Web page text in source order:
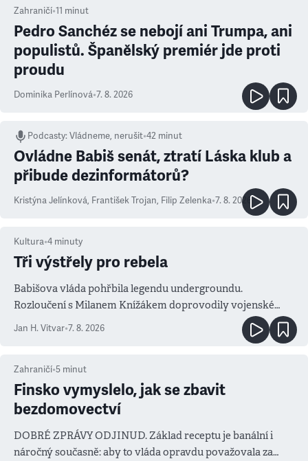
Zahraničí•11 minut
Pedro Sanchéz se nebojí ani Trumpa, ani
populistů. Španělský premiér jde proti
proudu
Dominika Perlínová•7. 8. 2026
Podcasty:Vládneme, nerušit•42 minut
Ovládne Babiš senát, ztratí Láska klub a
přibude dezinformátorů?
Kristýna Jelínková, František Trojan, Filip Zelenka•7. 8. 2026
Kultura•4 minuty
Tři výstřely pro rebela
Babišova vláda pohřbila legendu undergroundu.
Rozloučení s Milanem Knížákem doprovodily vojenské
Jan H. Vitvar•7. 8. 2026
Zahraničí•5 minut
Finsko vymyslelo, jak se zbavit
bezdomovectví
DOBRÉ ZPRÁVY ODJINUD. Základ receptu je banální i
náročný současně: aby to vláda opravdu považovala za